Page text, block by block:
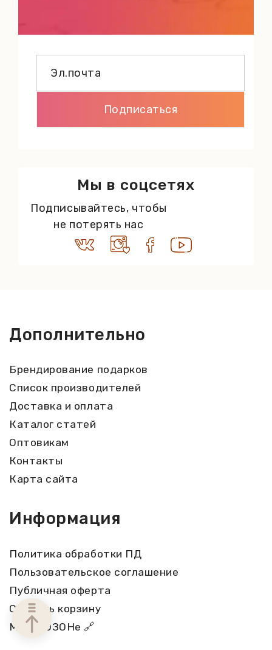
Мы в соцсетях
Подписывайтесь, чтобы
не потерять нас
Дополнительно
Брендирование подарков
Список производителей
Доставка и оплата
Каталог статей
Оптовикам
Контакты
Карта сайта
Информация
Политика обработки ПД
Пользовательское соглашение
Публичная оферта
Собрать корзину
Мы на ОЗОНе 🔗